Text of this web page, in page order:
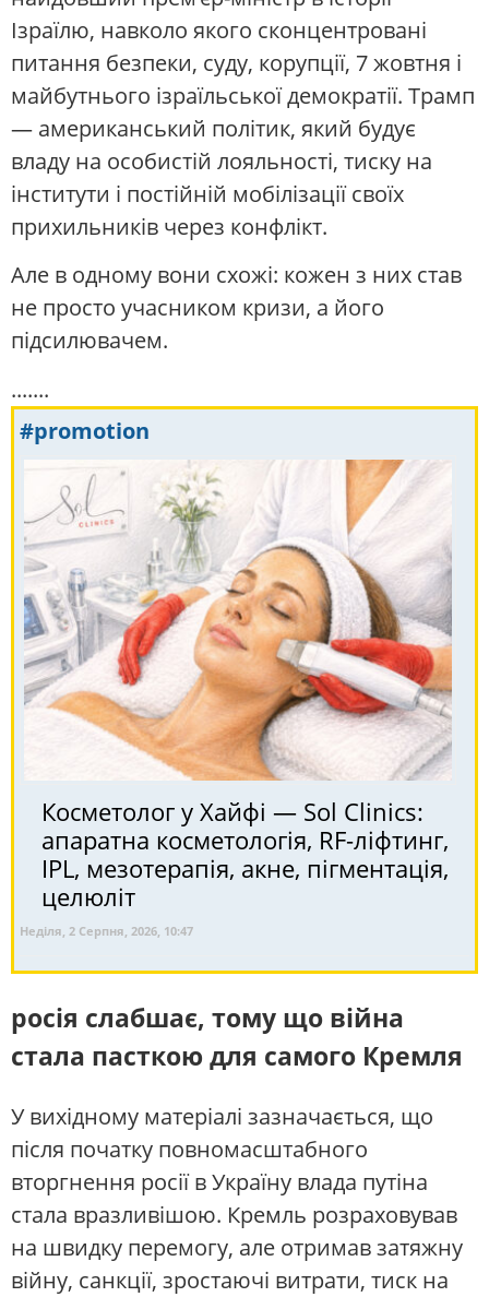
Ізраїлю, навколо якого сконцентровані
питання безпеки, суду, корупції, 7 жовтня і
майбутнього ізраїльської демократії. Трамп
— американський політик, який будує
владу на особистій лояльності, тиску на
інститути і постійній мобілізації своїх
прихильників через конфлікт.
Але в одному вони схожі: кожен з них став
не просто учасником кризи, а його
підсилювачем.
.......
#promotion
Косметолог у Хайфі — Sol Clinics:
апаратна косметологія, RF-ліфтинг,
IPL, мезотерапія, акне, пігментація,
целюліт
Неділя, 2 Серпня, 2026, 10:47
росія слабшає, тому що війна
стала пасткою для самого Кремля
У вихідному матеріалі зазначається, що
після початку повномасштабного
вторгнення росії в Україну влада путіна
стала вразливішою. Кремль розраховував
на швидку перемогу, але отримав затяжну
війну, санкції, зростаючі витрати, тиск на